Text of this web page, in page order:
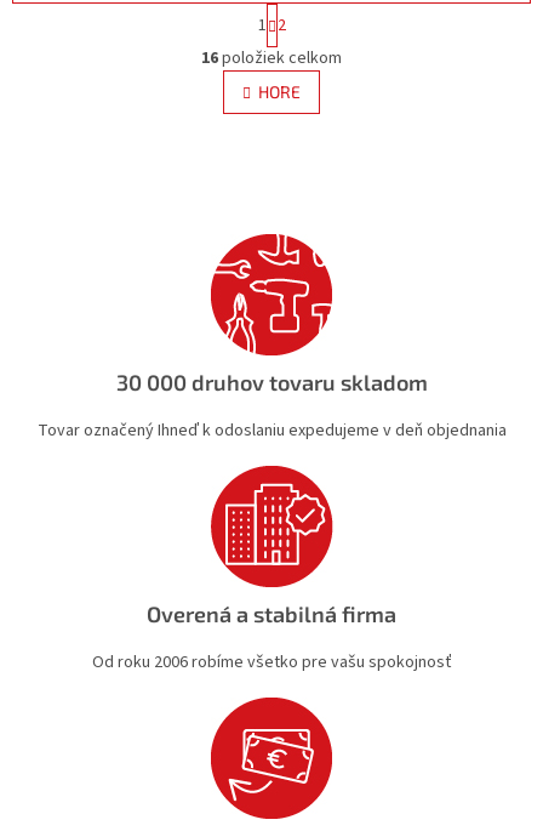
O
v
l
á
e
p
r
v
k
ý
i
s
u
S
t
r
á
n
k
e
1 2
16položiek celkom
HORE
30 000 druhov tovaru skladom
Tovar označený Ihneď k odoslaniu expedujeme v deň objednania
Overená a stabilná firma
Od roku 2006 robíme všetko pre vašu spokojnosť